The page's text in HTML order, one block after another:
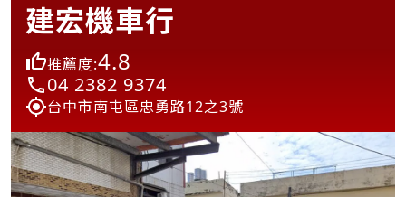
建宏機車行
推薦度:4.8
04 2382 9374
台中市南屯區忠勇路12之3號